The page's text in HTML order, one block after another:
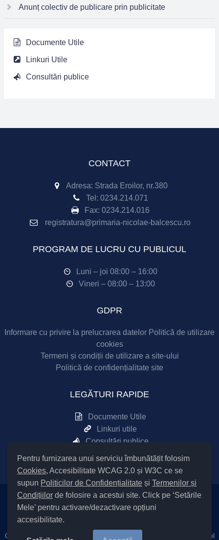
Pentru furnizarea unui serviciu îmbunătățit folosim
Cookies, Accesibilitate WCAG 2.0 și W3C ce se
supun Politicilor de Confidențialitate și Termenilor și
Condițiilor de folosire a acestui site. Click pe ‘Setările
Mele’ pentru activare/dezactivare opțiuni
accesibilitate.
Anunț colectiv de publicare prin publicitate
Documente Utile
Linkuri Utile
Consultări publice
CONTACT
Adresa: Strada Eroilor, nr.380
Tel: 0234.214.071
Fax: 0234.214.016
registratura@primaria-nicolae-balcescu.ro
PROGRAM DE LUCRU CU PUBLICUL
Luni – joi 08:00 – 16:00
Vineri – 08:00 – 13:00
GDPR
Informare cu privire la prelucrarea datelor Politică de utilizare
cookies
Termeni și condiții de utilizare a site-ului
Politică de confidențialitate site
LEGĂTURI RAPIDE
Documente Utile
Linkuri utile
Consultări publice
Sesizări online
Setări Cookies și Accesibilitate
Cod Județ 4 / Județul Bacău / Tipul UAT – 14 – C – Comună / Codul